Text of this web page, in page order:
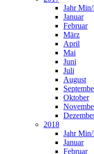
Jahr
Januar
Februar
März
April
Mai
Juni
Juli
August
Oktober
2018
Jahr
Januar
Februar